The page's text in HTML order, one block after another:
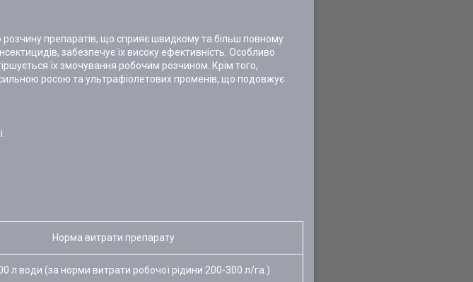
препаратів, що сприяє швидкому та більш повному
забезпечує їх високу ефективність. Особливо
їх змочування робочим розчином. Крім того,
росою та ультрафіолетових променів, що подовжує
Норма витрати препарату
л води (за норми витрати робочої рідини 200-300 л/га.)